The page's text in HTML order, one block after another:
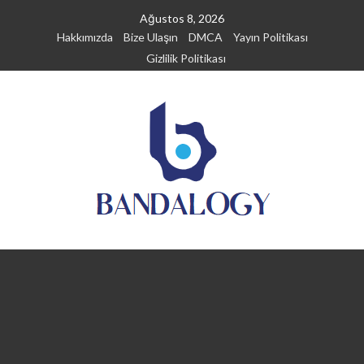
Ağustos 8, 2026
Hakkımızda
Bize Ulaşın DMCA
Yayın Politikası
Gizlilik Politikası